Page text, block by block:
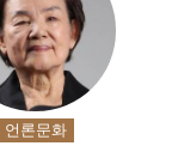
언론문화